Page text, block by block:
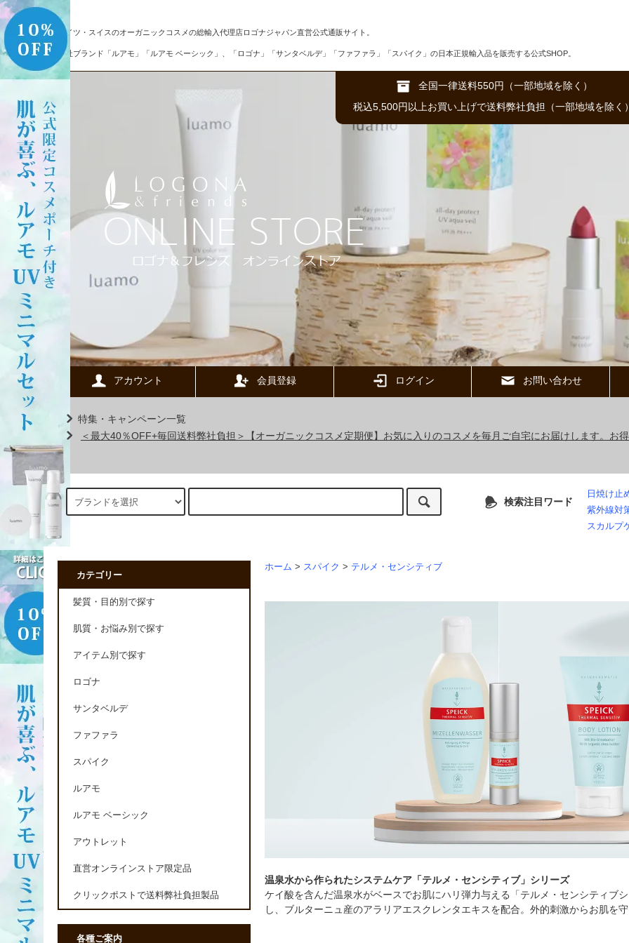
ドイツ・スイスのオーガニックコスメの総輸入代理店ロゴナジャパン直営公式通販サイト。
自社ブランド「ルアモ」「ルアモ ベーシック」、「ロゴナ」「サンタベルデ」「ファファラ」「スパイク」の日本正規輸入品を販売する公式SHOP。
全国一律送料550円（一部地域を除く）
税込5,500円以上お買い上げで送料弊社負担（一部地域を除く
アカウント 会員登録 ログイン お問い合わせ
特集・キャンペーン一覧
＜最大40％OFF+毎回送料弊社負担＞【オーガニックコスメ定期便】お気に入りのコスメを毎月ご自宅にお届けします。
検索注目ワード
日焼け止
紫外線対
スカルプ
ホーム > スパイク > テルメ・センシティブ
温泉水から作られたシステムケア「テルメ・センシティブ」シリーズ
ケイ酸を含んだ温泉水がベースでお肌にハリ弾力与える「テルメ・センシティブ
し、ブルターニュ産のアラリアエスクレンタエキスを配合。外的刺激からお肌を
カテゴリー
髪質・目的別で探す
肌質・お悩み別で探す
アイテム別で探す
ロゴナ
サンタベルデ
ファファラ
スパイク
ルアモ
ルアモ ベーシック
アウトレット
直営オンラインストア限定品
クリックポストで送料弊社負担製品
各種ご案内